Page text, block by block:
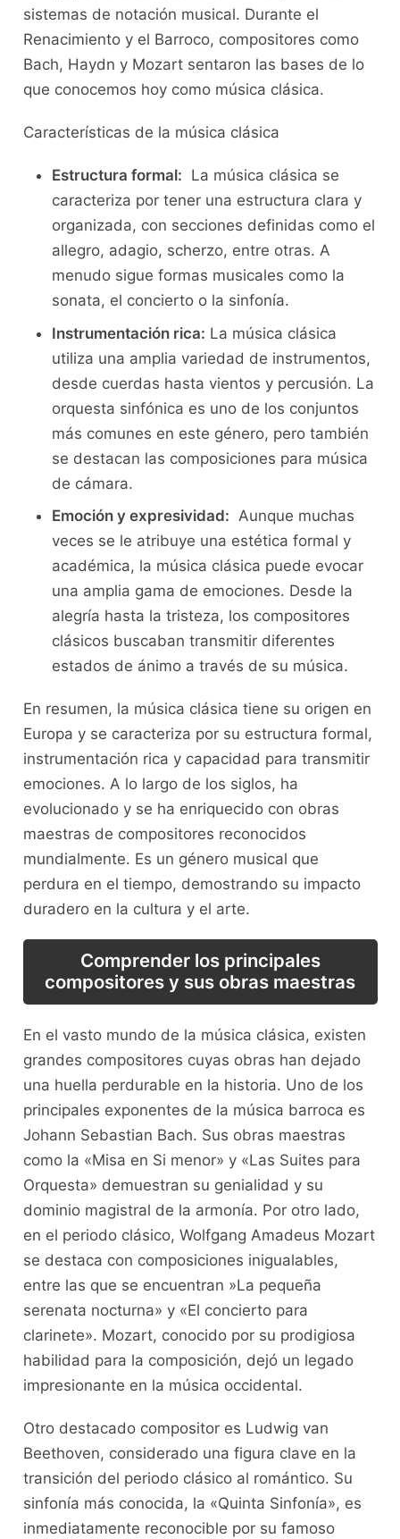
sistemas de notación​ musical. Durante el
Renacimiento y el Barroco, ‌compositores‌ como
Bach, ‌Haydn ⁣y Mozart sentaron las bases de lo
que conocemos hoy como música clásica.
Características de la música clásica
Estructura ⁤formal: ‌ La música clásica se
caracteriza por tener una estructura clara ‍y
organizada,⁤ con⁣ secciones definidas como el
allegro, adagio, scherzo, entre otras. A
menudo sigue formas ⁣musicales como la
sonata,⁢ el concierto o la sinfonía.
Instrumentación rica: La música clásica
utiliza​ una amplia variedad de instrumentos,
desde cuerdas hasta vientos y ⁢percusión. La
orquesta sinfónica es uno de los conjuntos
más ⁣comunes en este género, pero también
se destacan las composiciones⁣ para música
‍de cámara.
Emoción y expresividad: ⁢ Aunque muchas
⁢veces se le atribuye una estética formal y
académica, la música clásica​ puede evocar
una amplia gama de emociones. Desde⁢ la
alegría hasta la tristeza, los ⁣compositores
clásicos buscaban⁤ transmitir diferentes
estados de ánimo a través de su‍ música.
En ‍resumen, la música clásica tiene su origen en
Europa⁣ y se caracteriza por su estructura formal,⁢
instrumentación rica y capacidad‍ para transmitir
emociones. A lo largo de ​los siglos, ha
evolucionado y se ha enriquecido con obras
maestras de compositores reconocidos
mundialmente. Es un género musical ​que
perdura ‌en el tiempo, demostrando su impacto
duradero en ⁣la cultura y el‌ arte.
Comprender los principales
compositores y sus obras maestras
En el vasto mundo de la música clásica, existen
grandes compositores cuyas obras han dejado
una ⁣huella‌ perdurable ​en la historia. ⁣Uno de ‌los‌
principales exponentes de la música barroca es
Johann Sebastian Bach. Sus obras maestras
como la «Misa en Si menor» y «Las Suites‌ para
Orquesta» ⁤demuestran su genialidad​ y su
dominio magistral de‍ la armonía.⁣ Por otro lado,
en el periodo clásico, Wolfgang Amadeus Mozart
se destaca con composiciones inigualables,
entre las que se encuentran ‌»La pequeña
serenata nocturna» y «El concierto para
clarinete». Mozart, conocido ⁤por su prodigiosa
habilidad para la composición,‌ dejó un legado
impresionante en la música occidental.
Otro‌ destacado compositor⁤ es Ludwig van
Beethoven, considerado una figura clave en la
transición del periodo ‍clásico al‌ romántico. ⁤Su
sinfonía más conocida, la «Quinta Sinfonía», es
inmediatamente ⁢reconocible por su famoso